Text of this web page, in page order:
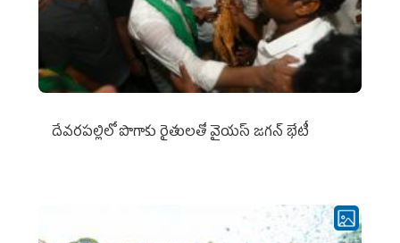
దేవరపల్లిలో పొగాకు రైతులతో వైయస్ జగన్ భేటీ